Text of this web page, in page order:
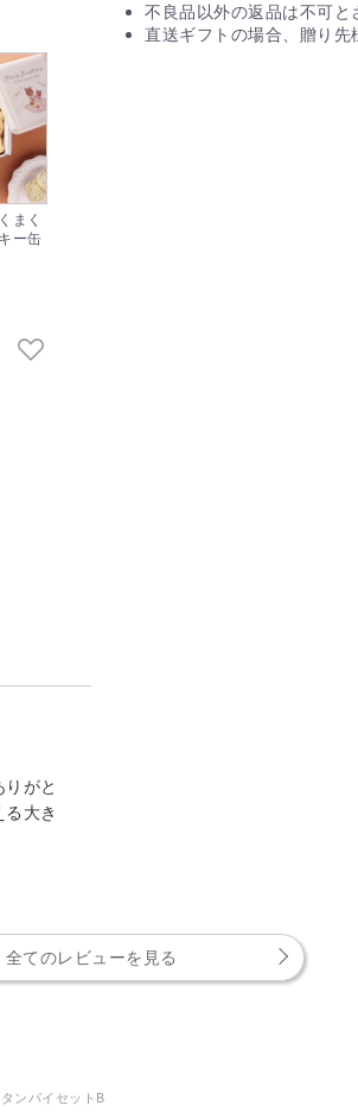
不良品以外の返品は不可と
直送ギフトの場合、贈り先
まく
ー缶
がと
大き
全てのレビューを見る
ンパイセットB